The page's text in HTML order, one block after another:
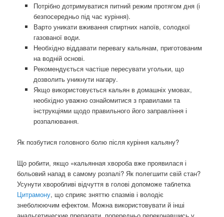
Потрібно дотримуватися питний режим протягом дня (і
безпосередньо під час куріння).
Варто уникати вживання спиртних напоїв, солодкої
газованої води.
Необхідно віддавати перевагу кальянам, приготованим
на водній основі.
Рекомендується частіше пересувати угольки, що
дозволить уникнути нагару.
Якщо використовується кальян в домашніх умовах,
необхідно уважно ознайомитися з правилами та
інструкціями щодо правильного його заправління і
розпалювання.
Як позбутися головного болю після куріння кальяну?
Що робити, якщо «кальянная хвороба вже проявилася і
больовий напад в самому розпалі? Як полегшити свій стан?
Усунути хворобливі відчуття в голові допоможе таблетка
Цитрамону, що сприяє зняттю спазмів і володіє
знеболюючим ефектом. Можна використовувати й інші